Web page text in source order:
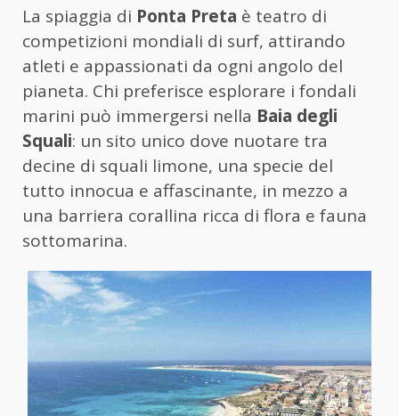
La spiaggia di Ponta Preta è teatro di
competizioni mondiali di surf, attirando
atleti e appassionati da ogni angolo del
pianeta. Chi preferisce esplorare i fondali
marini può immergersi nella Baia degli
Squali: un sito unico dove nuotare tra
decine di squali limone, una specie del
tutto innocua e affascinante, in mezzo a
una barriera corallina ricca di flora e fauna
sottomarina.